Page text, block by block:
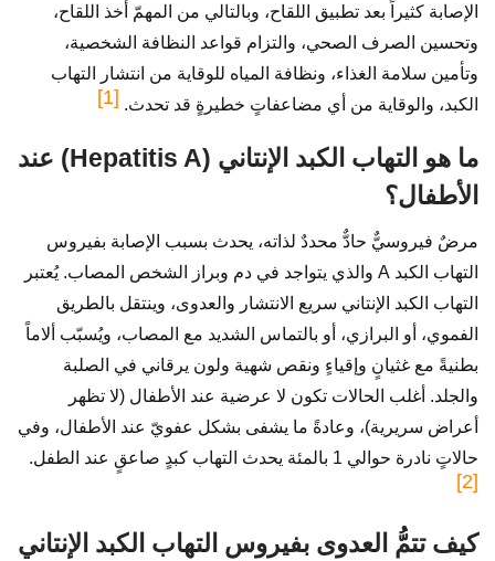
الإصابة كثيراً بعد تطبيق اللقاح، وبالتالي من المهمّ أخذ اللقاح،
وتحسين الصرف الصحي، والتزام قواعد النظافة الشخصية،
وتأمين سلامة الغذاء، ونظافة المياه للوقاية من انتشار التهاب
الكبد، والوقاية من أي مضاعفاتٍ خطيرةٍ قد تحدث. [1]
ما هو التهاب الكبد الإنتاني (Hepatitis A) عند
الأطفال؟
مرضٌ فيروسيٌّ حادٌّ محددٌ لذاته، يحدث بسبب الإصابة بفيروس
التهاب الكبد A والذي يتواجد في دم وبراز الشخص المصاب. يُعتبر
التهاب الكبد الإنتاني سريع الانتشار والعدوى، وينتقل بالطريق
الفموي، أو البرازي، أو بالتماس الشديد مع المصاب، ويُسبّب ألاماً
بطنيةً مع غثيانٍ وإقياءٍ ونقص شهية ولون يرقاني في الصلبة
والجلد. أغلب الحالات تكون لا عرضية عند الأطفال (لا تظهر
أعراض سريرية)، وعادةً ما يشفى بشكل عفويّ عند الأطفال، وفي
حالاتٍ نادرة حوالي 1 بالمئة يحدث التهاب كبدٍ صاعقٍ عند الطفل.
[2]
كيف تتمُّ العدوى بفيروس التهاب الكبد الإنتاني